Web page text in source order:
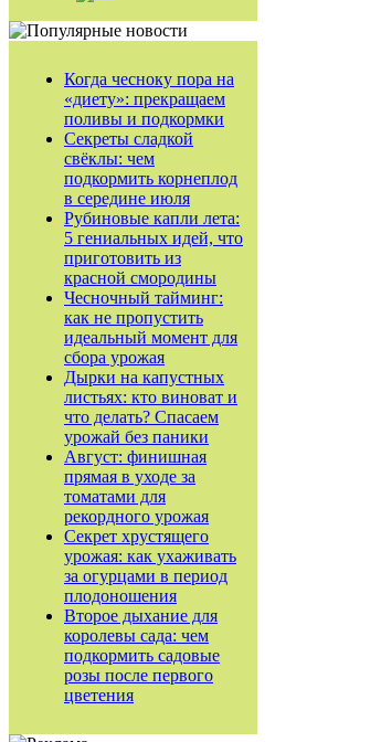
Когда чесноку пора на
«диету»: прекращаем
поливы и подкормки
Секреты сладкой
свёклы: чем
подкормить корнеплод
в середине июля
Рубиновые капли лета:
5 гениальных идей, что
приготовить из
красной смородины
Чесночный тайминг:
как не пропустить
идеальный момент для
сбора урожая
Дырки на капустных
листьях: кто виноват и
что делать? Спасаем
урожай без паники
Август: финишная
прямая в уходе за
томатами для
рекордного урожая
Секрет хрустящего
урожая: как ухаживать
за огурцами в период
плодоношения
Второе дыхание для
королевы сада: чем
подкормить садовые
розы после первого
цветения